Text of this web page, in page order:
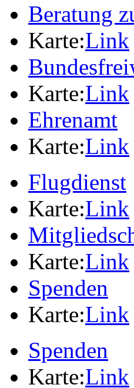
Beratung
Karte:Link
Karte:Link
Ehrenamt
Karte:Link
Flugdienst
Karte:Link
Karte:Link
Spenden
Karte:Link
Spenden
Karte:Link